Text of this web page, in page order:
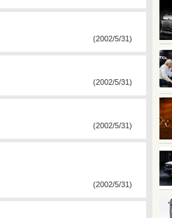
(2002/5/31)
(2002/5/31)
(2002/5/31)
(2002/5/31)